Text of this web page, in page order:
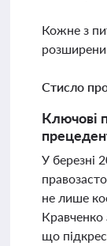
Кожне з
Стисло
Ключові
У березні
не лише
Кравченко
що